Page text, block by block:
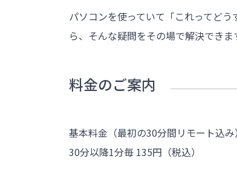
パソコンを使っていて「これってど
ら、そんな疑問をその場で解決できま
料金のご案内
基本料金（最初の30分間リモート込み
30分以降1分毎 135円（税込）